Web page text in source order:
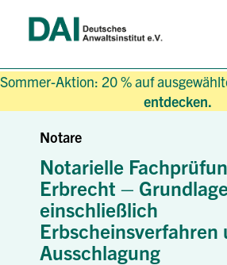
Sommer-Aktion: 20 % auf
entdecken.
Notare
Notarielle
Erbrecht –
einschließlich
Erbscheinsverfahren
Ausschlagung